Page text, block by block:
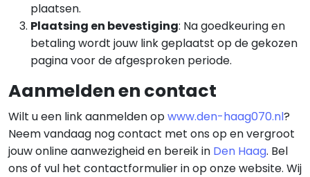
plaatsen.
Plaatsing en bevestiging: Na goedkeuring en
betaling wordt jouw link geplaatst op de gekozen
pagina voor de afgesproken periode.
Aanmelden en contact
Wilt u een link aanmelden opwww.den-haag070.nl?
Neem vandaag nog contact met ons op en vergroot
jouw online aanwezigheid en bereik in Den Haag. Bel
ons of vul het contactformulier in op onze website. Wij